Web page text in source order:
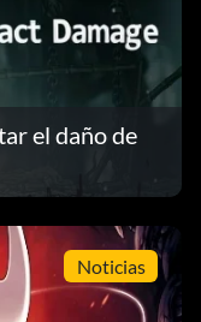
el daño de
Noticias